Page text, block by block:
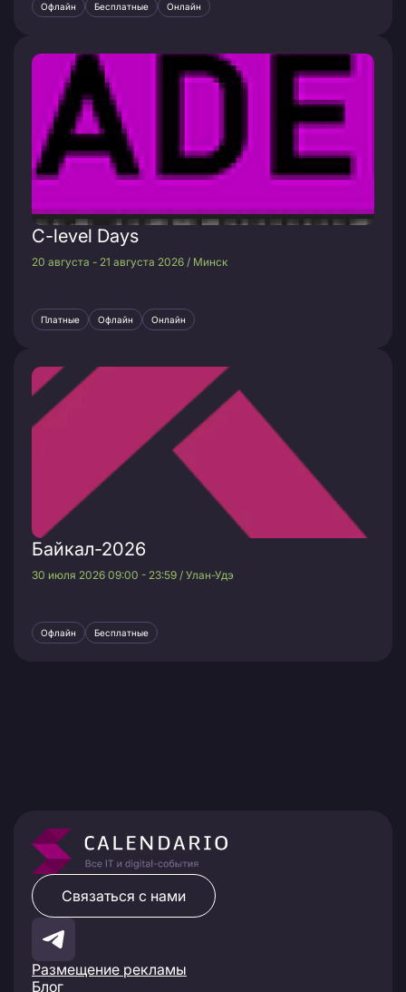
Офлайн Бесплатные Онлайн
C-level Days
20 августа - 21 августа 2026 / Минск
Платные Офлайн Онлайн
Байкал-2026
30 июля 2026 09:00 - 23:59 / Улан-Удэ
Офлайн Бесплатные
Размещение рекламы
Блог
Связаться с нами